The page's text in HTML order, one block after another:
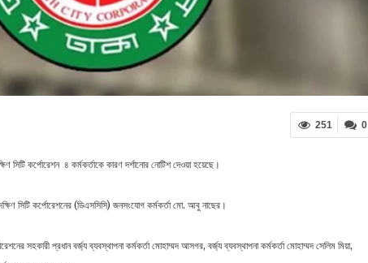
0
251
সিটি কর্পোরেশন ৪ কর্মকর্তাকে কারণ দর্শানোর নোটিশ দেওয়া হয়েছে।
সিটি কর্পোরেশনের (ডিএসসিসি) জনসংযোগ কর্মকর্তা মো. আবু নাছের।
সহকারী প্রধান বর্জ্য ব্যবস্থাপনা কর্মকর্তা মোহাম্মদ আসগর, বর্জ্য ব্যবস্থাপনা কর্মকর্তা মোহাম্মদ সেলিম মিয়া,